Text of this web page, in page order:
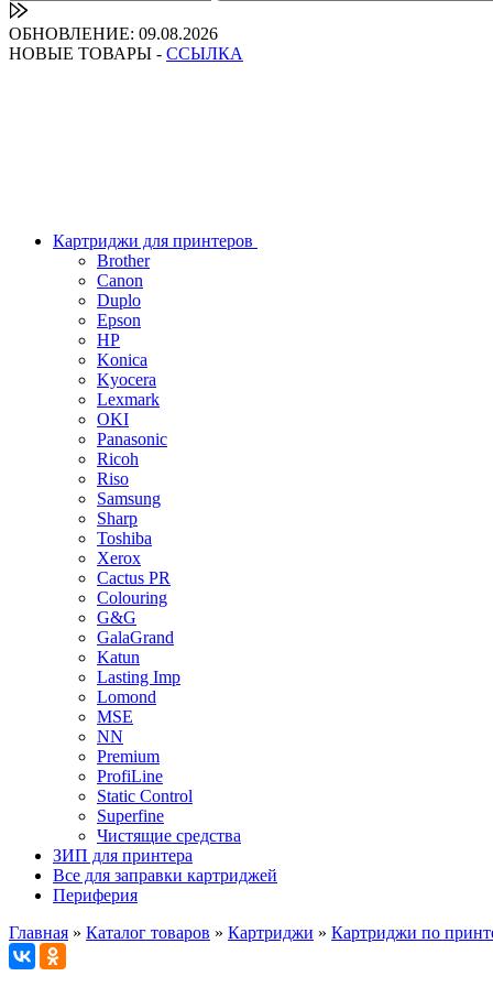
ОБНОВЛЕНИЕ: 09.08.2026
НОВЫЕ ТОВАРЫ - ССЫЛКА
Картриджи для принтеров
Brother
Canon
Duplo
Epson
HP
Konica
Kyocera
Lexmark
OKI
Panasonic
Ricoh
Riso
Samsung
Sharp
Toshiba
Xerox
Cactus PR
Colouring
G&G
GalaGrand
Katun
Lasting Imp
Lomond
MSE
NN
Premium
ProfiLine
Static Control
Superfine
Чистящие средства
ЗИП для принтера
Все для заправки картриджей
Периферия
Главная » Каталог товаров » Картриджи » Картриджи по